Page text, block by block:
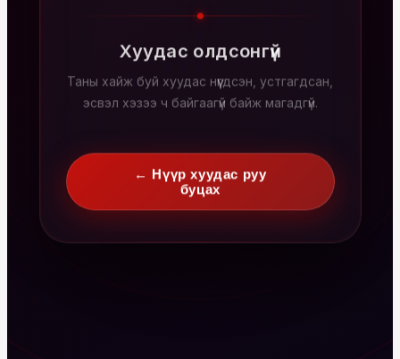
Хуудас олдсонгүй
эсвэл хэзээ ч байгаагүй байж магадгүй.
буцах